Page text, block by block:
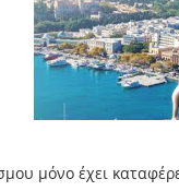
μόνο έχει